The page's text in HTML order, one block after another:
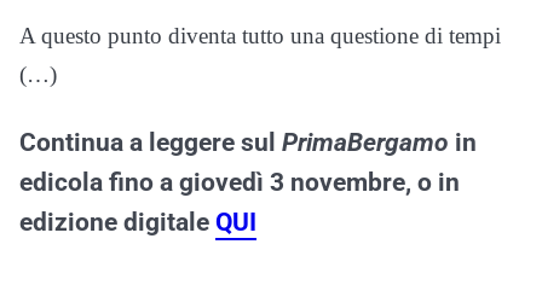
A questo punto diventa tutto una questione di tempi
(…)
Continua a leggere sul PrimaBergamo in
edicola fino a giovedì 3 novembre, o in
edizione digitale QUI